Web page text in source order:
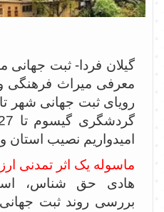
گیلان فردا- ثبت جهانی
معرفی میراث فرهنگی
رویای ثبت جهانی شهر
امیدواریم نصیب
ماسوله یک اثر تمدنی
هادی حق شناس،
بررسی روند ثبت